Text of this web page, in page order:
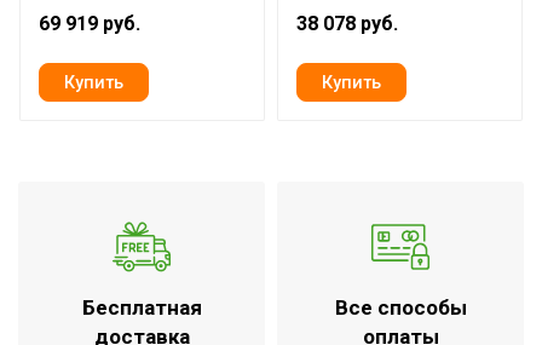
мощность
0.04
Тип блока
Настенный
Глубина внутр. блока
0.201
Ширина внутр. блока
жалюзи с пульта
69 919 руб. 38 078 руб.
Бесплатная
доставка
Все способы
оплаты